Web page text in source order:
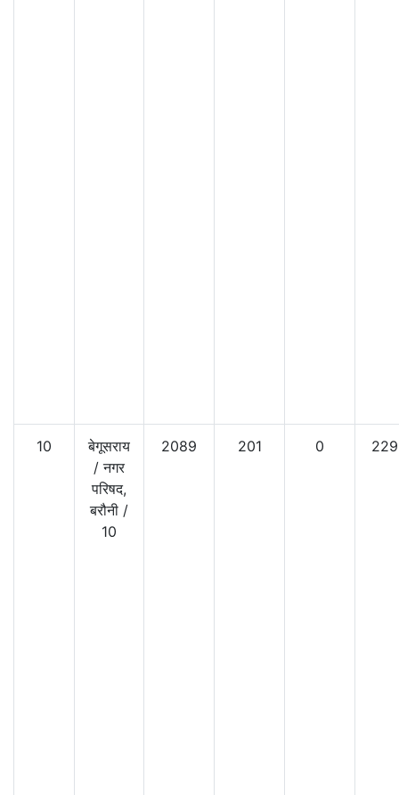
10
बेगूसराय
/नगर
परिषद,
बरौनी /
10
2089 201 0